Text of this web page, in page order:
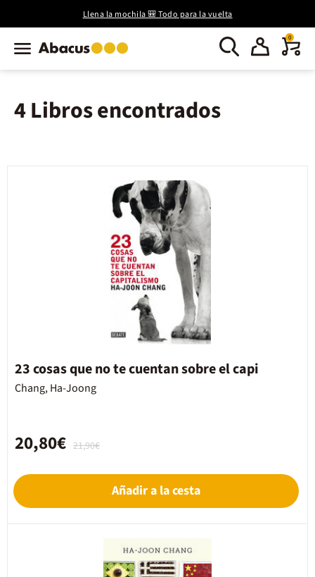
Llena la mochila 🎒 Todo para la vuelta
0
4 Libros encontrados
23 cosas que no te cuentan sobre el capi
Chang, Ha-Joong
21,90€
20,80€
Añadir a la cesta